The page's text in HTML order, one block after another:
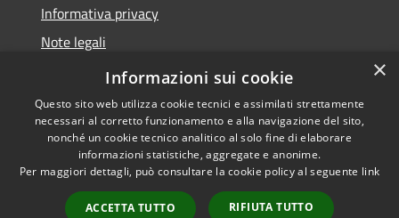
Informativa privacy
Note legali
Dichiarazione di accessibilità
Accessibilità
Copyright © 2026 • Comune di
Carrara • Powered by
Municipium•
Accesso
×
Informazioni sui cookie
Questo sito web utilizza cookie tecnici e assimilati strettamente
necessari al corretto funzionamento e alla navigazione del sito,
nonché un cookie tecnico analitico al solo fine di elaborare
informazioni statistiche, aggregate e anonime.
Per maggiori dettagli, può consultare la cookie policy al seguente link
ACCETTA TUTTO RIFIUTA TUTTO